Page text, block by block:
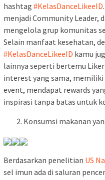
hashtag #KelasDanceLikeeID
menjadi Community Leader,
mengelola grup komunitas
Selain manfaat kesehatan,
#KelasDanceLikeeID kamu
lainnya seperti bertemu
interest yang sama,
event, mendapat rewards
inspirasi tanpa batas untuk
Konsumsi makanan
Berdasarkan penelitian US
sel imun ada di saluran